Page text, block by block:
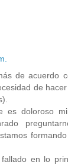
de acuerdo
de
es doloroso
en lo